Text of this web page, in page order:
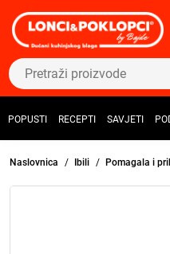
POPUSTI RECEPTI SAVJETI
Naslovnica Ibili Pomagala i